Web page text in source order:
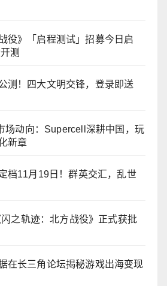
役》「启程测试」招募今日启
测
测！四大文明交锋，登录即送
场动向：Supercell深耕中国，玩
新章
档11月19日！群英交汇，乱世
之轨迹：北方战役》正式获批
在长三角论坛揭秘游戏出海变现